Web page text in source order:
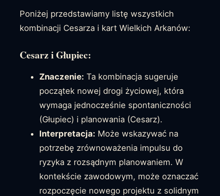
Poniżej przedstawiamy listę wszystkich
kombinacji Cesarza i kart Wielkich Arkanów:
Cesarz i Głupiec:
Znaczenie: Ta kombinacja sugeruje
początek nowej drogi życiowej, która
wymaga jednocześnie spontaniczności
(Głupiec) i planowania (Cesarz).
Interpretacja: Może wskazywać na
potrzebę zrównoważenia impulsu do
ryzyka z rozsądnym planowaniem. W
kontekście zawodowym, może oznaczać
rozpoczęcie nowego projektu z solidnym